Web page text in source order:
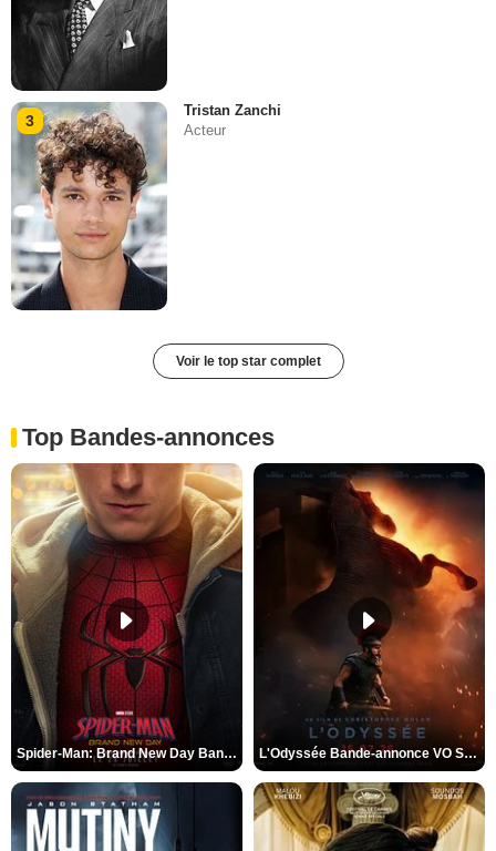
3
Tristan Zanchi
Acteur
Voir le top star complet
Top Bandes-annonces
Spider-Man: Brand New Day Bande-annonce VO STFR L'Odyssée Bande-annonce VO STFR